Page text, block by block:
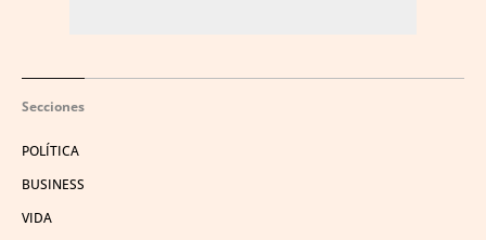
Secciones
POLÍTICA
BUSINESS
VIDA